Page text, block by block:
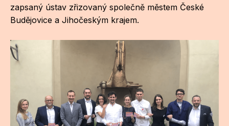
zapsaný ústav zřizovaný společně městem České
Budějovice a Jihočeským krajem.